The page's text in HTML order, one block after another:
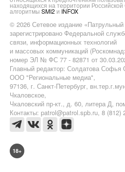
находящихся на территории
алгоритмы SMI2 и INFOX
© 2026 Сетевое издание «Патрульный
зарегистрировано Федеральной
связи, информационных технологий
и массовых коммуникаций
номер ЭЛ № ФС 77 - 82871 от
Главный редактор: Солдатова Софья
ООО "Региональные медиа",
97136, г. Санкт-Петербург,
Чкаловское,
Чкаловский пр-кт., д. 60, литера Д,
Контакты: patrol@patrol.spb.ru, 8 (812)
18+